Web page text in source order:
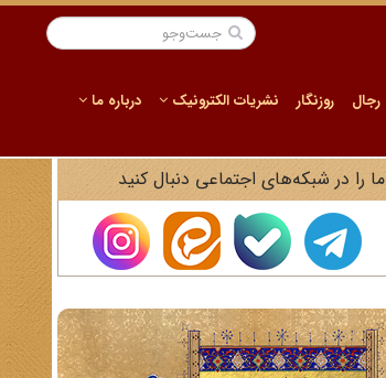
رجال روزنگار نشریات الکترونیک درباره ما
ما را در شبکه‌های اجتماعی دنبال کنید